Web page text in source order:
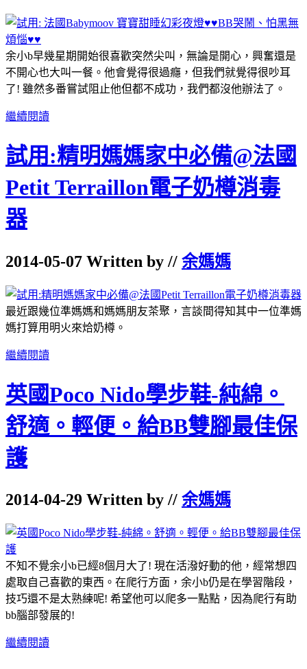
余小b早幾星期開始很喜歡突然尖叫，無論是開心，興奮還是
不開心也大叫一餐。他會覺得很過癮，但我們就覺得很吵耳
了! 雖然多番嘗試阻止他但都不成功，我們都沒他辦法了。
繼續閱讀
試用:精明媽媽家中必備@法國
Petit Terraillon電子奶樽消毒
器
2014-05-07 Written by // 余媽媽
最近跟幾位準媽媽和媽媽朋友茶聚，言談間得知其中一位準媽
媽打算用明火來烚奶樽。
繼續閱讀
英國Poco Nido學步鞋-純綿。
舒適。輕便。給BB雙腳最佳保
護
2014-04-29 Written by // 余媽媽
不知不覺余小b已經8個月大了! 現在活潑好動的他，經常想四
處取自己喜歡的東西。在爬行方面，余小b仍是在學習階段，
技巧還不是太熟練呢! 希望他可以爬多一點點，因為爬行有助
bb腦部發展的!
繼續閱讀